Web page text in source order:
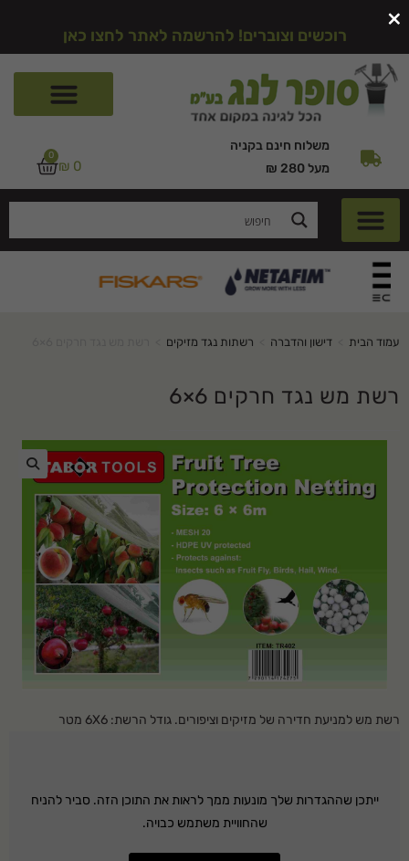
רוכשים וצוברים! להרשמה לאתר לחצו כאן
משלוח חינם בקניה
מעל 280 ₪
₪ 0
0
עמוד הבית דישון והדברה רשתות נגד מזיקים
רשת מש נגד חרקים 6×6
רשת מש למניעת חדירה של מזיקים וציפורים. גודל הרשת: 6X6 מטר
ייתכן שההגדרות שלך מונעות ממך לראות את התוכן הזה. סביר להניח
שהחוויית משתמש כבויה.
×